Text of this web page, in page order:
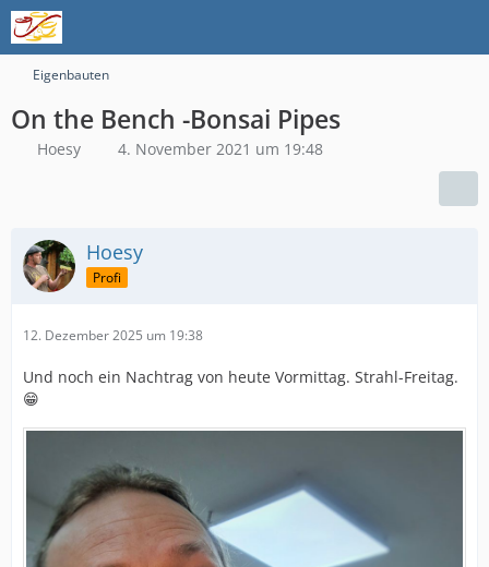
Eigenbauten
On the Bench -Bonsai Pipes
Hoesy 4. November 2021 um 19:48
Hoesy
Profi
12. Dezember 2025 um 19:38
Und noch ein Nachtrag von heute Vormittag. Strahl-Freitag.
😁